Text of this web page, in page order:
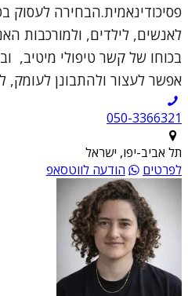
פסיכודינאמית.הבחירה לעסוק
לאנשים, לילדים, ולמורכבות
בכוחו של קשר טיפולי מיטיב,
אפשר לעצור ולהתבונן לעומק,
050-3366321
תל אביב-יפו, ישראל
לפרטים
הודעה לווטסאפ